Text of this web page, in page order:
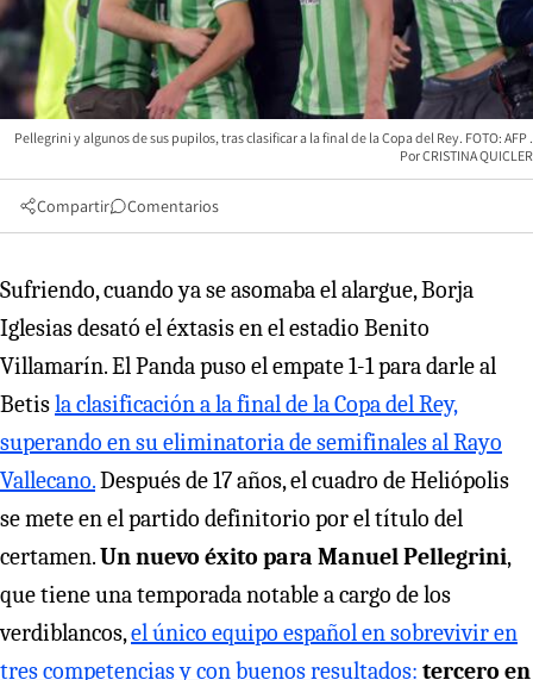
Pellegrini y algunos de sus pupilos, tras clasificar a la final de la Copa del Rey. FOTO: AFP
CRISTINA QUICLER
Compartir Comentarios
Sufriendo, cuando ya se asomaba el alargue, Borja
Iglesias desató el éxtasis en el estadio Benito
Villamarín. El Panda puso el empate 1-1 para darle al
Betisla clasificación a la final de la Copa del Rey,
superando en su eliminatoria de semifinales al Rayo
Vallecano.Después de 17 años, el cuadro de Heliópolis
se mete en el partido definitorio por el título del
certamen.Un nuevo éxito para Manuel Pellegrini,
que tiene una temporada notable a cargo de los
verdiblancos,el único equipo español en sobrevivir en
tres competencias y con buenos resultados: tercero en